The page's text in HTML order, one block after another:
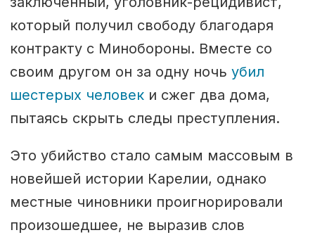
который получил свободу благодаря
контракту с Минобороны. Вместе со
своим другом он за одну ночь убил
шестерых человеки сжег два дома,
пытаясь скрыть следы преступления.
Это убийство стало самым массовым в
новейшей истории Карелии, однако
местные чиновники проигнорировали
произошедшее, не выразив слов